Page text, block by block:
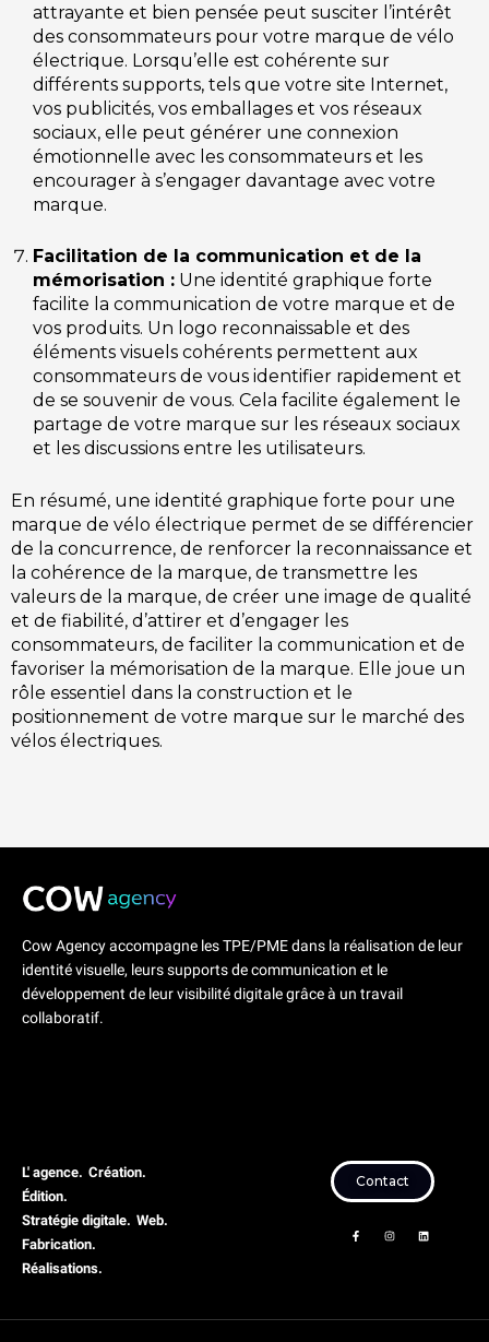
attrayante et bien pensée peut susciter l’intérêt
des consommateurs pour votre marque de vélo
électrique. Lorsqu’elle est cohérente sur
différents supports, tels que votre site Internet,
vos publicités, vos emballages et vos réseaux
sociaux, elle peut générer une connexion
émotionnelle avec les consommateurs et les
encourager à s’engager davantage avec votre
marque.
Facilitation de la communication et de la
mémorisation : Une identité graphique forte
facilite la communication de votre marque et de
vos produits. Un logo reconnaissable et des
éléments visuels cohérents permettent aux
consommateurs de vous identifier rapidement et
de se souvenir de vous. Cela facilite également le
partage de votre marque sur les réseaux sociaux
et les discussions entre les utilisateurs.
En résumé, une identité graphique forte pour une
marque de vélo électrique permet de se différencier
de la concurrence, de renforcer la reconnaissance et
la cohérence de la marque, de transmettre les
valeurs de la marque, de créer une image de qualité
et de fiabilité, d’attirer et d’engager les
consommateurs, de faciliter la communication et de
favoriser la mémorisation de la marque. Elle joue un
rôle essentiel dans la construction et le
positionnement de votre marque sur le marché des
vélos électriques.
Cow Agency accompagne les TPE/PME dans la réalisation de leur
identité visuelle, leurs supports de communication et le
développement de leur visibilité digitale grâce à un travail
collaboratif.
L' agence. Création.
Édition.
Stratégie digitale. Web.
Fabrication.
Réalisations.
Contact
F
a
I
n
L
i